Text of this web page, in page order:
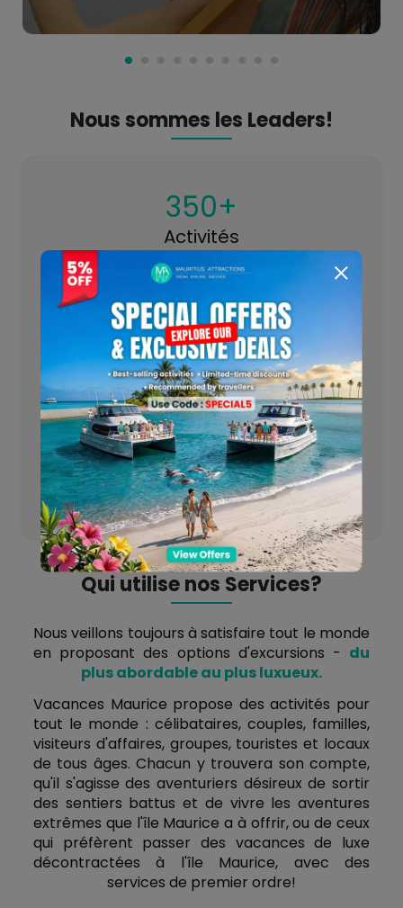
L'île Maurice offre un environnement tropical serein idéal
pour les patients à la recherche d'un traitement VIP
rétablissement, avec la possibilité de profiter de la
Nous sommes les Leaders!
350+
Activités
1,550,000
Trafic du site web
15+ Ans
d'Expertise
300+
Partenaires
Qui utilise nos Services?
Nous veillons toujours à satisfaire tout le monde
en proposant des options d'excursions - du
plus abordable au plus luxueux.
Vacances Maurice propose des activités pour
tout le monde : célibataires, couples, familles,
visiteurs d'affaires, groupes, touristes et locaux
de tous âges. Chacun y trouvera son compte,
qu'il s'agisse des aventuriers désireux de sortir
des sentiers battus et de vivre les aventures
extrêmes que l'île Maurice a à offrir, ou de ceux
qui préfèrent passer des vacances de luxe
décontractées à l'île Maurice, avec des
services de premier ordre!